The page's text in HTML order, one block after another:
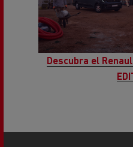
Descubra el